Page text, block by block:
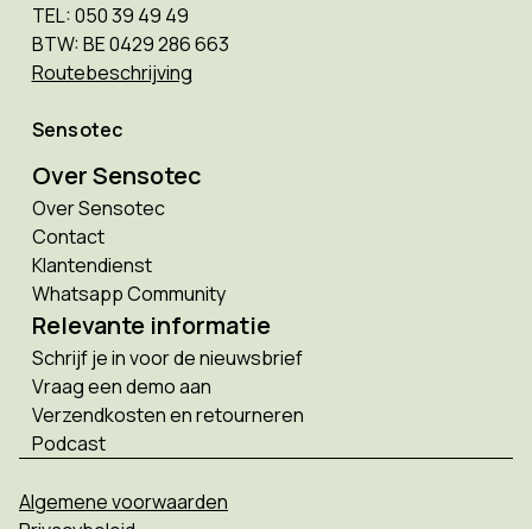
TEL: 050 39 49 49
BTW: BE 0429 286 663
Routebeschrijving
Sensotec
Over Sensotec
Over Sensotec
Contact
Klantendienst
Whatsapp Community
Relevante informatie
Schrijf je in voor de nieuwsbrief
Vraag een demo aan
Verzendkosten en retourneren
Podcast
Algemene voorwaarden